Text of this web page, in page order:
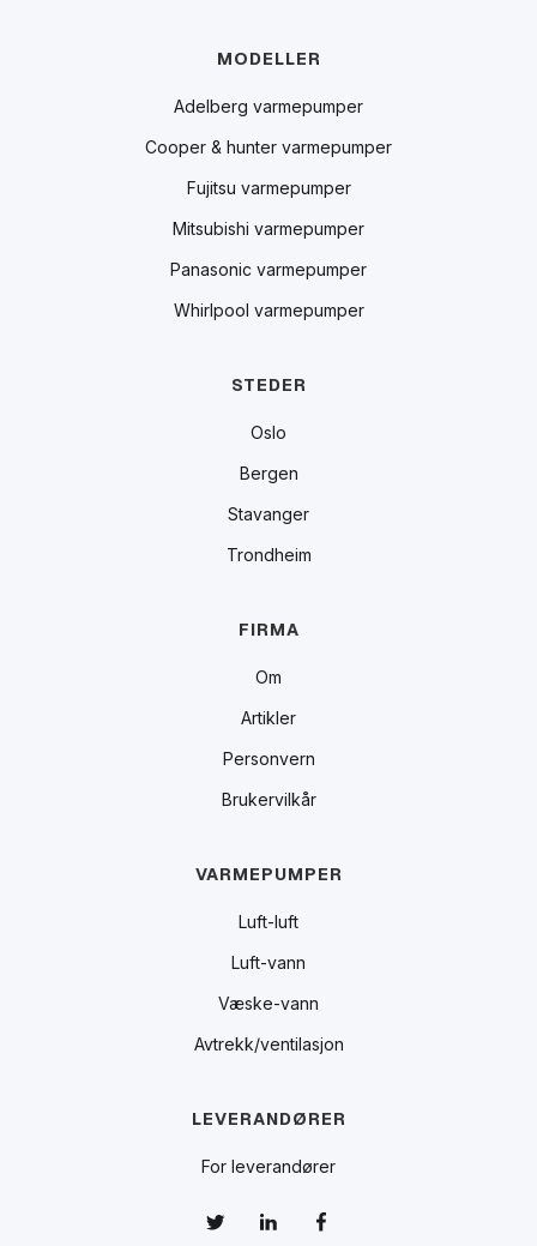
MODELLER
Adelberg varmepumper
Cooper & hunter varmepumper
Fujitsu varmepumper
Mitsubishi varmepumper
Panasonic varmepumper
Whirlpool varmepumper
STEDER
Oslo
Bergen
Stavanger
Trondheim
FIRMA
Om
Artikler
Personvern
Brukervilkår
VARMEPUMPER
Luft-luft
Luft-vann
Væske-vann
Avtrekk/ventilasjon
LEVERANDØRER
For leverandører